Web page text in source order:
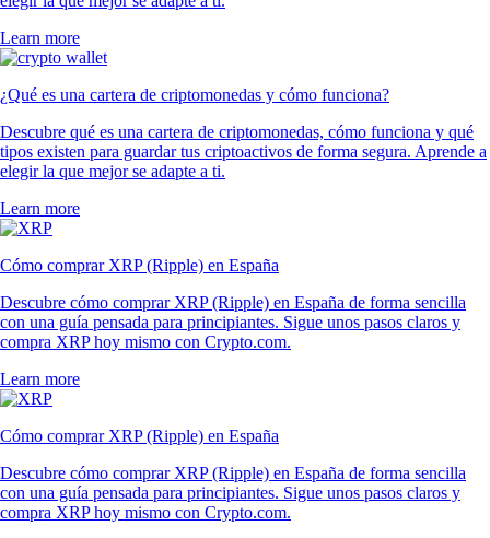
Learn more
¿Qué es una cartera de criptomonedas y cómo funciona?
Descubre qué es una cartera de criptomonedas, cómo funciona y qué
tipos existen para guardar tus criptoactivos de forma segura. Aprende a
elegir la que mejor se adapte a ti.
Learn more
Cómo comprar XRP (Ripple) en España
Descubre cómo comprar XRP (Ripple) en España de forma sencilla
con una guía pensada para principiantes. Sigue unos pasos claros y
compra XRP hoy mismo con Crypto.com.
Learn more
Cómo comprar XRP (Ripple) en España
Descubre cómo comprar XRP (Ripple) en España de forma sencilla
con una guía pensada para principiantes. Sigue unos pasos claros y
compra XRP hoy mismo con Crypto.com.